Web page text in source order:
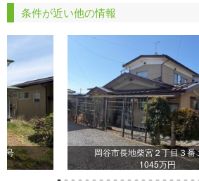
条件が近い他の情報
号
岡谷市長地柴宮２丁目３番
1045万円